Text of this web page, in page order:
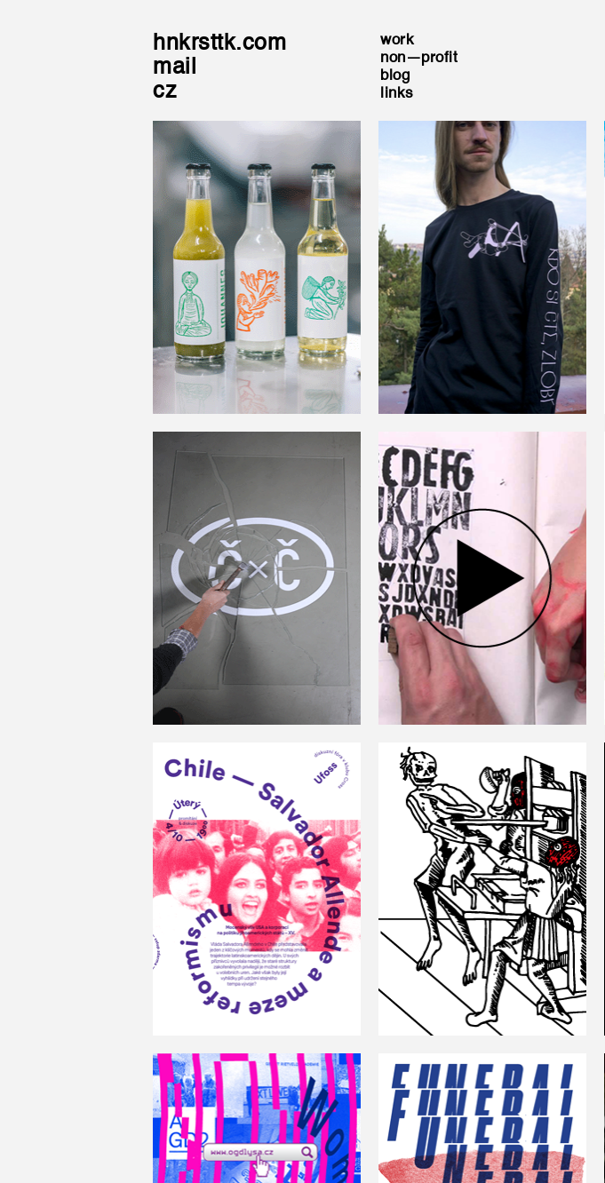
hnkrsttk.com
mail
cz
work
non—profit
blog
links
Johannes Limo A2 — triko
Češi proti Čechům Příběh knihy / video
Ufoss
Anarchistický festival
knihy — zima